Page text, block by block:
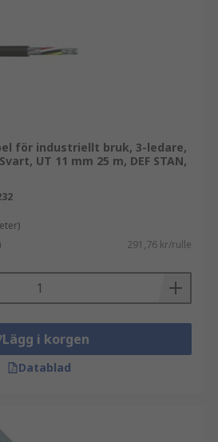
för industriellt bruk, 3-ledare,
UT 11 mm 25 m, DEF STAN,
291,76 kr/rulle
Lägg i korgen
Datablad